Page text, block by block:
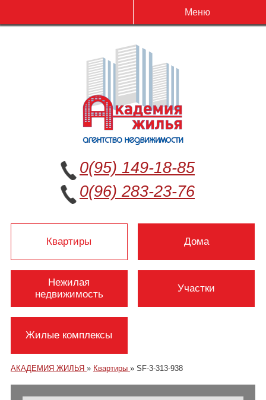
Меню
0(95) 149-18-85
0(96) 283-23-76
Квартиры Дома
Нежилая
недвижимость
Участки
Жилые комплексы
АКАДЕМИЯ ЖИЛЬЯ » Квартиры » SF-3-313-938